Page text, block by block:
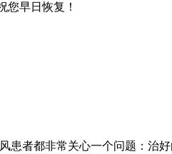
您早日恢复！
患者都非常关心一个问题：治